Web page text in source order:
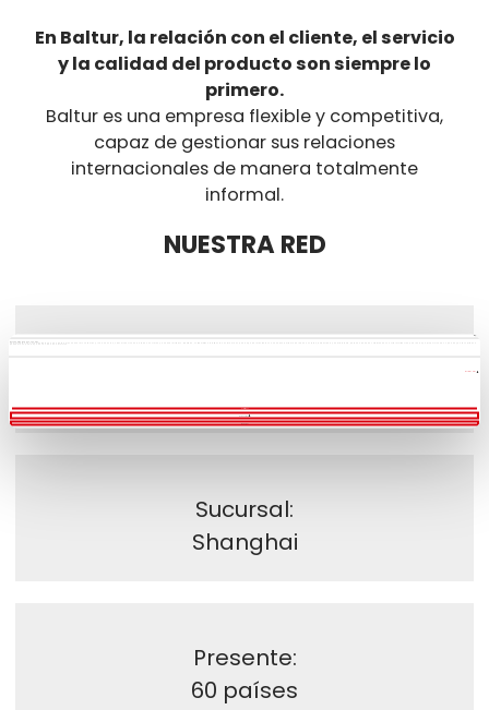
En Baltur, la relación con el cliente, el servicio
y la calidad del producto son siempre lo
primero.
Baltur es una empresa flexible y competitiva,
capaz de gestionar sus relaciones
internacionales de manera totalmente
informal.
NUESTRA RED
Sucursal:
Shanghai
Presente:
60 países